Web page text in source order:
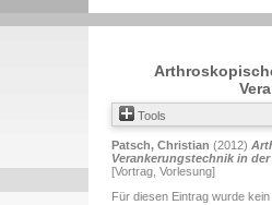
Tools
Patsch, Christian (2012)
Verankerungstechnik in
[Vortrag, Vorlesung]
Für diesen Eintrag wurde